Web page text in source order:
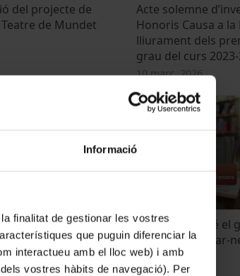
Informació
finalitat de gestionar les vostres
que puguin diferenciar la
interactueu amb el lloc web) i amb
vostres hàbits de navegació). Per
del projecte de
de Mundet
Acte solemne
Honoris Causa a
lliurament dels
grau del curs
10 març, 2026
les accions
una catàstrofe
Quina funció té el
deixar de menjar-
21 gener, 2026